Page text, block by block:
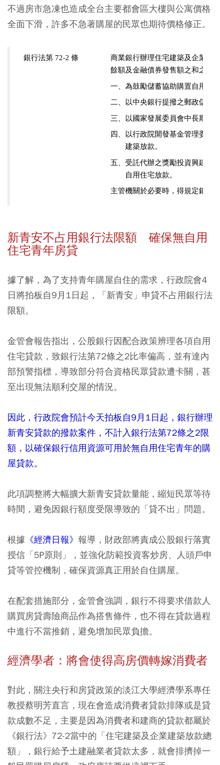
不過房市急凍也造成全台主要都會區大樓與公寓價格
全面下滑，許多不急著購屋的民眾也期待價格修正。
銀行法第 72-2 條
商業銀行辦理住宅建築及企業建
餘額及金融債券發售額之和之百
一、為鼓勵儲蓄協助購置自用住
二、以中央銀行提撥之郵政儲金
三、以國家發展委員會中長期資
四、以行政院開發基金管理委員
建築放款。
五、受託代辦之獎勵投資興建國
自用住宅放款。
主管機關於必要時，得規定銀行
新青安不占用銀行法限額 確保無自用
住宅青年房貸
據了解，為了支持青年購屋自住的需求，行政院會4
日將拍板自9月1日起，「新青安」申貸不占用銀行法
限額。
金管會報告指出，公股銀行因配合政策辨理各項自用
住宅貸款，致銀行法第72條之2比率偏高，並有達內
部預警指標，導致部分符合資格民眾貸款遭卡關，甚
至出現無法順利交屋的情況。
因此，行政院會預計今天拍板自9月1日起，銀行辦理
新青安貸款的撥款案件，不計入銀行法第72條之2限
額，以確保銀行信用資源可用於無自用住宅青年的購
屋貸款。
此項調整將大幅擴大新青安貸款量能，縮短民眾等待
時間，避免因銀行額度受限導致的「貸不出」問題。
根據 《經濟日報》 報導，財政部將責成公股銀行落實
授信「5P原則」，並強化防範投資客炒房、人頭戶申
貸等管控機制，確保資源真正用於自住購屋。
在配套措施部分，金管會強調，銀行不得要求借款人
購買房貸壽險商品作為搭售條件，也不得在貸款過程
中進行不當推銷，避免增加民眾負擔。
經濟學者：將會使得高房價轉嫁消費者
對此，關注央行和房貸政策的淡江大學經濟學系專任
教授蔡明芳直言，現在會造成消費者貸款排隊或是貸
款成數不足，主要是因為消費者和建商的貸款都屬於
《銀行法》72-2當中的「住宅建築及企業建築放款總
額」，銀行給予土建融業者貸款太多，就會排擠掉一